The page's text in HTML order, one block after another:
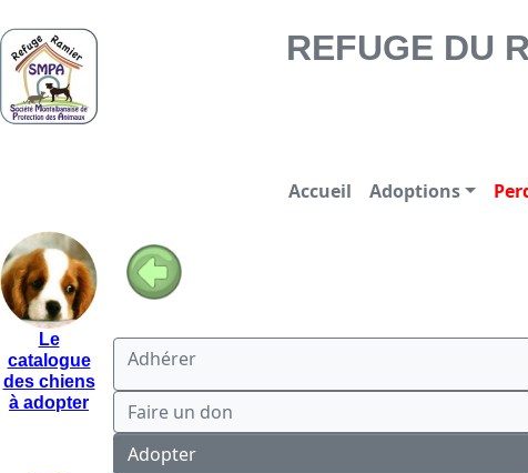
Le
catalogue
des chiens
à adopter
REFUGE DU RAMIER -
REFUGE DU
Accueil Adoptions
Adhérer
Faire un don
Adopter